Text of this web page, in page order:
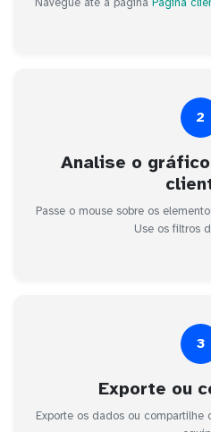
2
Analise o
Passe o mouse sobre os
Use os filtros
3
Exporte ou
Exporte os dados ou